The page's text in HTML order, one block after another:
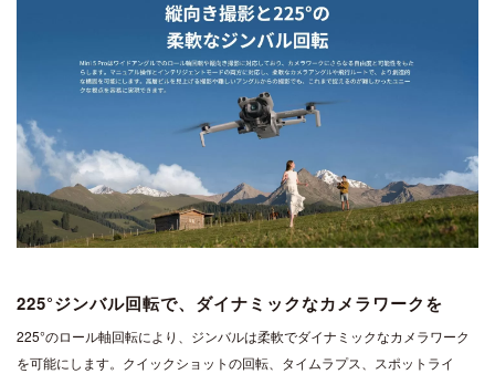
225°ジンバル回転で、ダイナミックなカメラワークを
225°のロール軸回転により、ジンバルは柔軟でダイナミックなカメラワーク
を可能にします。クイックショットの回転、タイムラプス、スポットライ